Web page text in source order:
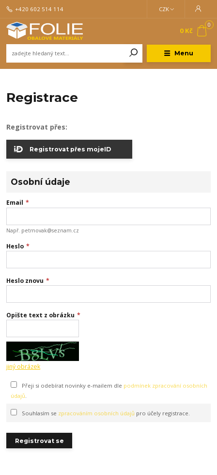
Menu
CZK
+420 602 514 114
0
0 Kč
Registrace
Registrovat přes:
Registrovat přes mojeID
Osobní údaje
Email *
Např. petrnovak@seznam.cz
Heslo *
Heslo znovu *
Opište text z obrázku *
jiný obrázek
Přeji si odebírat novinky e-mailem dle podmínek zpracování osobních
údajů
Souhlasím se zpracováním osobních údajů pro účely registrace.
Registrovat se